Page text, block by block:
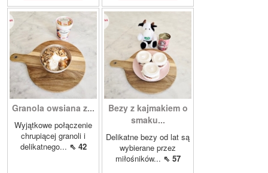
Granola owsiana z...
Wyjątkowe połączenie
chrupiącej granoli i
delikatnego... ⇖ 42
Bezy z kajmakiem o
smaku...
Delikatne bezy od lat są
wybierane przez
miłośników... ⇖ 57